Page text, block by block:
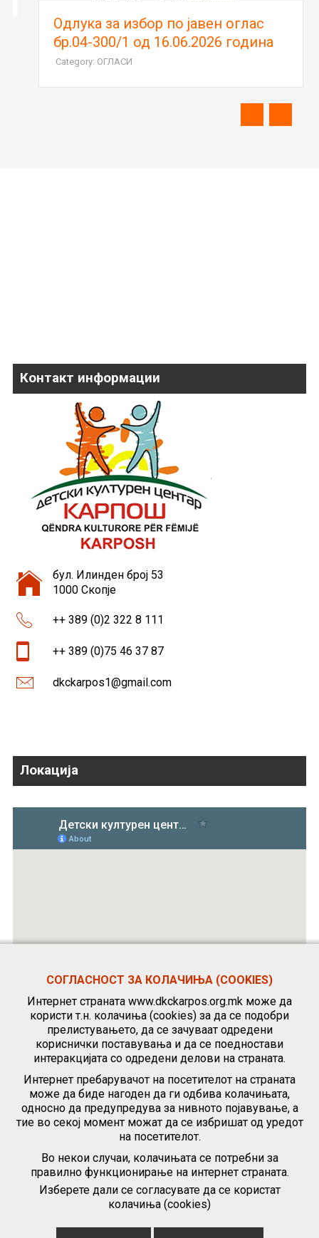
Oдлука за избор по јавен оглас
бр.04-300/1 од 16.06.2026 година
Category: ОГЛАСИ
Контакт информации
бул. Илинден број 53
1000 Скопје
++ 389 (0)2 322 8 111
++ 389 (0)75 46 37 87
dkckarpos1@gmail.com
Локација
СОГЛАСНОСТ ЗА КОЛАЧИЊА (COOKIES)
Интернет страната www.dkckarpos.org.mk може да
користи т.н. колачиња (cookies) за да се подобри
прелистувањето, да се зачуваат одредени
кориснички поставувања и да се поедностави
интеракцијата со одредени делови на страната.
Интернет пребарувачот на посетителот на страната
може да биде нагоден да ги одбива колачињата,
односно да предупредува за нивното појавување, а
тие во секој момент можат да се избришат од уредот
на посетителот.
Во некои случаи, колачињата се потребни за
правилно функционирање на интернет страната.
Изберете дали се согласувате да се користат
колачиња (cookies)